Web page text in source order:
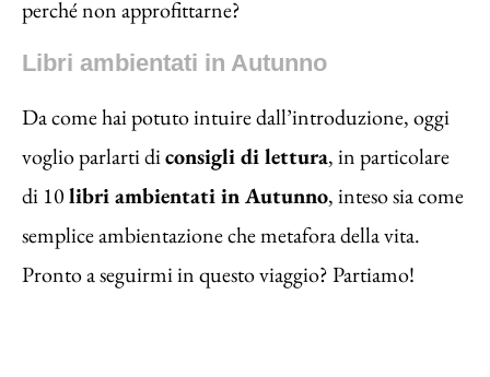
perché non approfittarne?
Libri ambientati in Autunno
Da come hai potuto intuire dall’introduzione, oggi
voglio parlarti diconsigli di lettura, in particolare
di 10libri ambientati in Autunno, inteso sia come
semplice ambientazione che metafora della vita.
Pronto a seguirmi in questo viaggio? Partiamo!